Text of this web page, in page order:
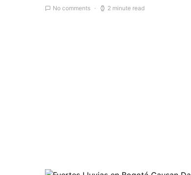
No comments 2 minute read